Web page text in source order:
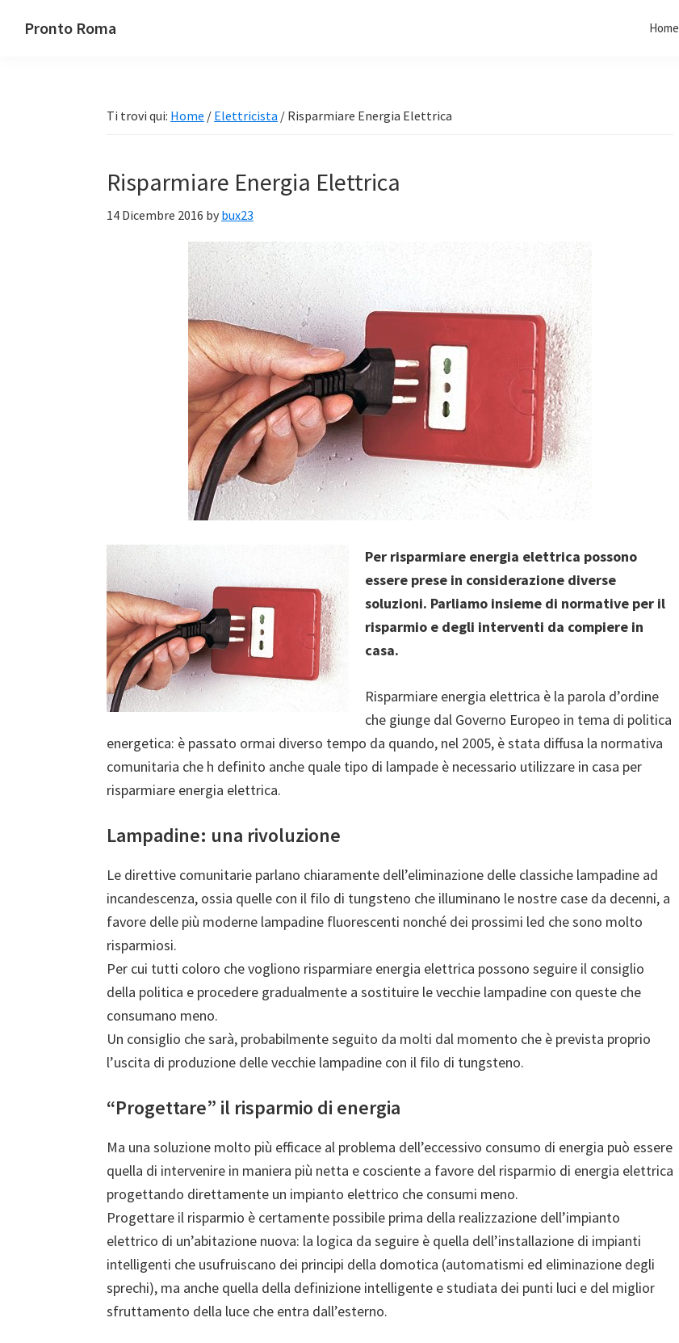
Pronto Roma Home
Ti trovi qui: Home / Elettricista / Risparmiare Energia Elettrica
Risparmiare Energia Elettrica
14 Dicembre 2016 by bux23
Per risparmiare energia elettrica possono
essere prese in considerazione diverse
soluzioni. Parliamo insieme di normative per il
risparmio e degli interventi da compiere in
casa.
Risparmiare energia elettrica è la parola d’ordine
che giunge dal Governo Europeo in tema di politica
energetica: è passato ormai diverso tempo da quando, nel 2005, è stata diffusa la normativa
comunitaria che h definito anche quale tipo di lampade è necessario utilizzare in casa per
risparmiare energia elettrica.
Lampadine: una rivoluzione
Le direttive comunitarie parlano chiaramente dell’eliminazione delle classiche lampadine ad
incandescenza, ossia quelle con il filo di tungsteno che illuminano le nostre case da decenni, a
favore delle più moderne lampadine fluorescenti nonché dei prossimi led che sono molto
risparmiosi.
Per cui tutti coloro che vogliono risparmiare energia elettrica possono seguire il consiglio
della politica e procedere gradualmente a sostituire le vecchie lampadine con queste che
consumano meno.
Un consiglio che sarà, probabilmente seguito da molti dal momento che è prevista proprio
l’uscita di produzione delle vecchie lampadine con il filo di tungsteno.
“Progettare” il risparmio di energia
Ma una soluzione molto più efficace al problema dell’eccessivo consumo di energia può essere
quella di intervenire in maniera più netta e cosciente a favore del risparmio di energia elettrica
progettando direttamente un impianto elettrico che consumi meno.
Progettare il risparmio è certamente possibile prima della realizzazione dell’impianto
elettrico di un’abitazione nuova: la logica da seguire è quella dell’installazione di impianti
intelligenti che usufruiscano dei principi della domotica (automatismi ed eliminazione degli
sprechi), ma anche quella della definizione intelligente e studiata dei punti luci e del miglior
sfruttamento della luce che entra dall’esterno.